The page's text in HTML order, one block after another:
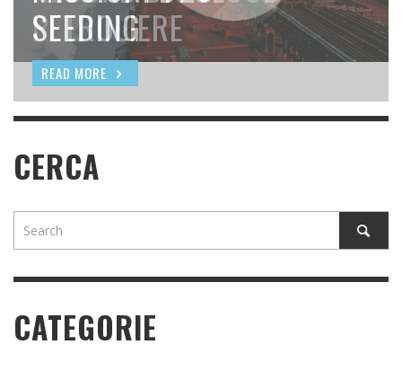
PETROLIERE
READ MORE
SEEDING
READ MORE
PIÙ NELLO UTAH?
READ MORE
CERCA
CATEGORIE